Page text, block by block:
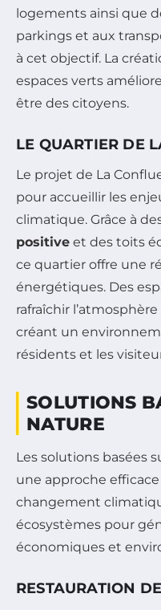
logements ainsi que
parkings et aux
à cet objectif. La
espaces verts
être des citoyens.
LE QUARTIER DE
Le projet de La
pour accueillir les
climatique. Grâce à
positive et des toits
ce quartier offre une
énergétiques. Des
rafraîchir
créant un
résidents et les
SOLUTIONS
NATURE
Les solutions basées
une approche efficace
changement
écosystèmes pour
économiques et
RESTAURATION